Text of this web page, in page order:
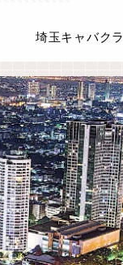
埼玉キャバクラ